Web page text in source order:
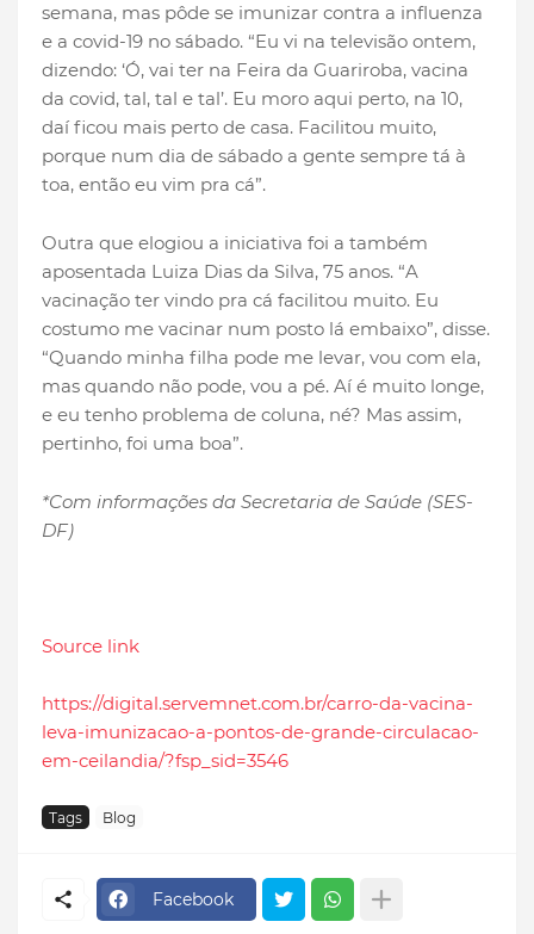
semana, mas pôde se imunizar contra a influenza
e a covid-19 no sábado. “Eu vi na televisão ontem,
dizendo: ‘Ó, vai ter na Feira da Guariroba, vacina
da covid, tal, tal e tal’. Eu moro aqui perto, na 10,
daí ficou mais perto de casa. Facilitou muito,
porque num dia de sábado a gente sempre tá à
toa, então eu vim pra cá”.
Outra que elogiou a iniciativa foi a também
aposentada Luiza Dias da Silva, 75 anos. “A
vacinação ter vindo pra cá facilitou muito. Eu
costumo me vacinar num posto lá embaixo”, disse.
“Quando minha filha pode me levar, vou com ela,
mas quando não pode, vou a pé. Aí é muito longe,
e eu tenho problema de coluna, né? Mas assim,
pertinho, foi uma boa”.
*Com informações da Secretaria de Saúde (SES-
DF)
Source link
https://digital.servemnet.com.br/carro-da-vacina-
leva-imunizacao-a-pontos-de-grande-circulacao-
em-ceilandia/?fsp_sid=3546
Tags Blog
Facebook